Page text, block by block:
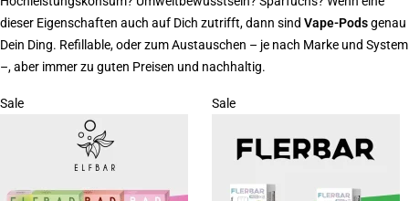
dieser Eigenschaften auch auf Dich zutrifft, dann sind Vape-Podsgenau
Dein Ding. Refillable, oder zum Austauschen – je nach Marke und System
–, aber immer zu guten Preisen und nachhaltig.
Sale Sale